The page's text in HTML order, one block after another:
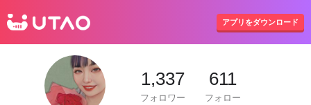
アプリをダウンロード
1,337
フォロワー
611
フォロー